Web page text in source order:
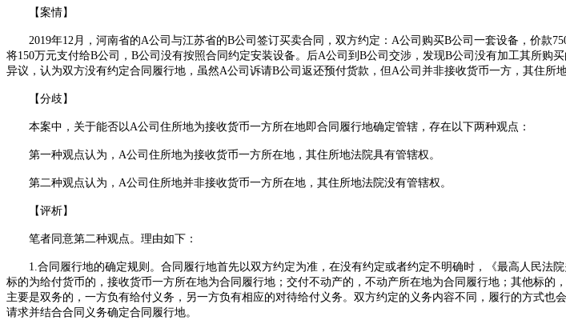
【案情】
2019年12月，河南省的A公司与江苏省的B公司签订买卖合同，双方约定： A公司购买B公司一套设备，价款
将150万元支付给B公司， B公司没有按照合同约定安装设备。后A公司到 B公司交涉，发现B公司没有加工其所购买
异议，认为双方没有约定合同履行地，虽然A公司诉请B公司返还预付货款，但A公司并非接收货币一方，其住所
【分歧】
本案中，关于能否以A公司住所地为接收货币一方所在地即合同履行地确定管辖，存在以下两种观点：
第一种观点认为， A公司住所地为接收货币一方所在地，其住所地法院具有管辖权。
第二种观点认为， A公司住所地并非接收货币一方所在地，其住所地法院没有管辖权。
【评析】
笔者同意第二种观点。理由如下：
1.合同履行地的确定规则。合同履行地首先以双方约定为准，在没有约定或者约定不明确时，《最高人民
标的为给付货币的，接收货币一方所在地为合同履行地；交付不动产的，不动产所在地为合同履行地；其他标
主要是双务的，一方负有给付义务，另一方负有相应的对待给付义务。双方约定的义务内容不同，履行的方式
请求并结合合同义务确定合同履行地。